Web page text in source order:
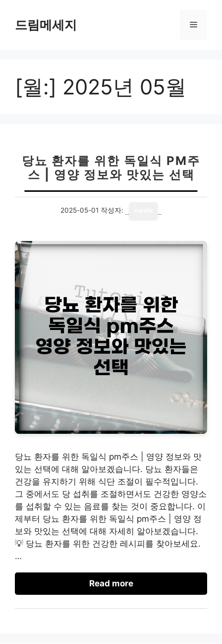
드림메세지 메
[월:] 2025년 05월
당뇨 환자를 위한 독일식 PM주
스 | 영양 정보와 맛있는 선택
2025-05-01 작성자:
당뇨 환자를 위한 독일식 pm주스 | 영양 정보와 맛
있는 선택에 대해 알아보겠습니다. 당뇨 환자들은
건강을 유지하기 위해 식단 조절이 필수적입니다.
그 중에서도 당 섭취를 조절하면서도 건강한 영양소
를 섭취할 수 있는 음료를 찾는 것이 중요합니다. 이
제부터 당뇨 환자를 위한 독일식 pm주스 | 영양 정
보와 맛있는 선택에 대해 자세히 알아보겠습니다.
💡 당뇨 환자를 위한 건강한 레시피를 찾아보세요.
…
Read more